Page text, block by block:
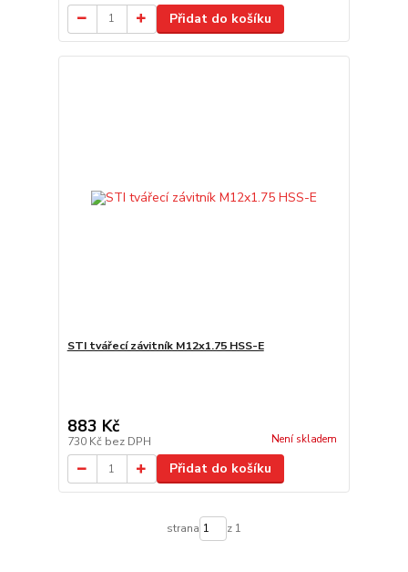
Přidat do košíku
STI tvářecí závitník M12x1.75 HSS-E
883 Kč
730 Kč bez DPH Není skladem
Přidat do košíku
strana z 1